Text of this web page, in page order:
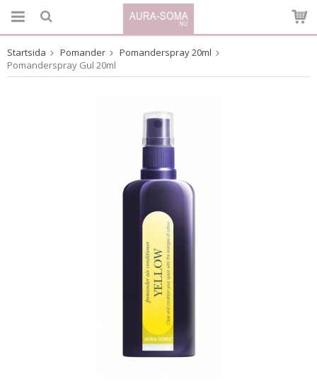
Produkten har blivit tillagd i varukorgen
Startsida Pomander
Pomanderspray 20ml
Pomanderspray Gul 20ml